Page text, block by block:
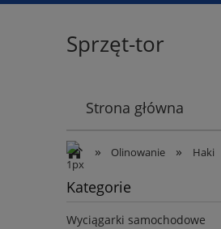
Sprzęt-tor
Strona główna
» Olinowanie » Haki
Kategorie
Wyciągarki samochodowe